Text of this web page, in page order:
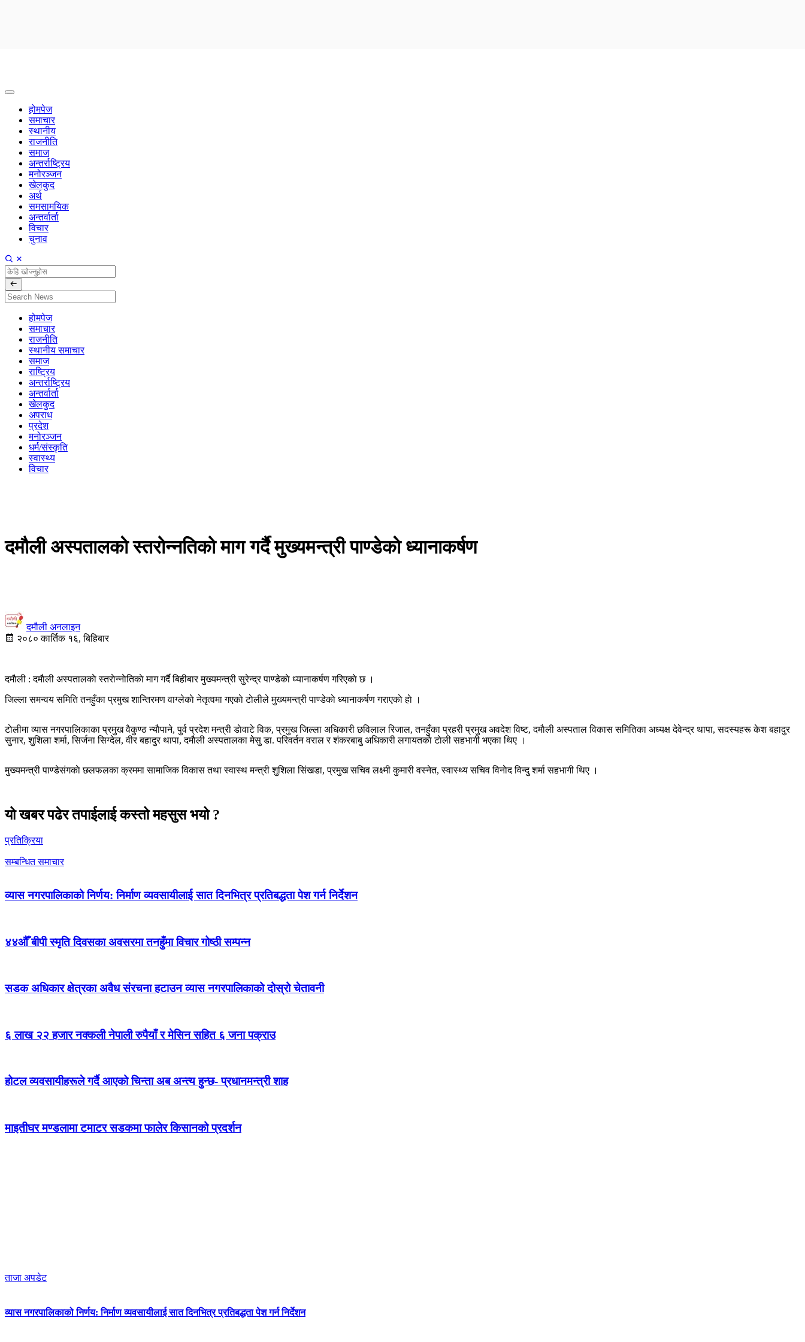
होमपेज
समाचार
स्थानीय
राजनीति
समाज
अन्तर्राष्ट्रिय
मनोरञ्जन
खेलकुद
अर्थ
समसामयिक
अन्तर्वार्ता
विचार
चुनाव
होमपेज
समाचार
राजनीति
स्थानीय समाचार
समाज
राष्ट्रिय
अन्तर्राष्ट्रिय
अन्तर्वार्ता
खेलकुद
अपराध
प्रदेश
मनोरञ्जन
धर्म/संस्कृति
स्वास्थ्य
विचार
दमाैली अस्पतालकाे स्तरोन्नतिको माग गर्दै मुख्यमन्त्री पाण्डेकाे ध्यानाकर्षण
दमौली अनलाइन
२०८० कार्तिक १६, बिहिबार
दमाैली : दमाैली अस्पतालकाे स्तराेन्नाेतिकाे माग गर्दै बिहीबार मुख्यमन्त्री सुरेन्द्र पाण्डेकाे ध्यानाकर्षण गरिएकाे छ ।
जिल्ला समन्वय समिति तनहुँका प्रमुख शान्तिरमण वाग्लेकाे नेतृत्वमा गएकाे टाेलीले मुख्यमन्त्री पाण्डेकाे ध्यानाकर्षण गराएकाे हाे ।
टाेलीमा व्यास नगरपालिकाका प्रमुख वैकुण्ठ न्याैपाने, पुर्व प्रदेश मन्त्री डाेवाटे विक, प्रमुख जिल्ला अधिकारी छविलाल रिजाल, तनहुँका प्रहरी प्रमुख अवदेश विष्ट, दमाैली अस्पताल विकास समितिका अध्यक्ष देवेन्द्र थापा, सदस्यहरू केश बहादुर
सुनार, शुशिला शर्मा, सिर्जना सिग्देल, वीर बहादुर थापा, दमाैली अस्पतालका मेसु डा. परिवर्तन वराल र शंकरबाबु अधिकारी लगायतकाे टाेली सहभागी भएका थिए ।
मुख्यमन्त्री पाण्डेसंगकाे छलफलका क्रममा सामाजिक विकास तथा स्वास्थ मन्त्री शुशिला सिंखडा, प्रमुख सचिव लक्ष्मी कुमारी वस्नेत, स्वास्थ्य सचिव विनाेद विन्दु शर्मा सहभागी थिए ।
यो खबर पढेर तपाईलाई कस्तो महसुस भयो ?
प्रतिक्रिया
सम्बन्धित समाचार
व्यास नगरपालिकाको निर्णय: निर्माण व्यवसायीलाई सात दिनभित्र प्रतिबद्धता पेश गर्न निर्देशन
४४औँ बीपी स्मृति दिवसका अवसरमा तनहुँमा विचार गोष्ठी सम्पन्न
सडक अधिकार क्षेत्रका अवैध संरचना हटाउन व्यास नगरपालिकाको दोस्रो चेतावनी
६ लाख २२ हजार नक्कली नेपाली रुपैयाँ र मेसिन सहित ६ जना पक्राउ
होटल व्यवसायीहरूले गर्दै आएको चिन्ता अब अन्त्य हुन्छ- प्रधानमन्त्री शाह
माइतीघर मण्डलामा टमाटर सडकमा फालेर किसानको प्रदर्शन
ताजा अपडेट
व्यास नगरपालिकाको निर्णय: निर्माण व्यवसायीलाई सात दिनभित्र प्रतिबद्धता पेश गर्न निर्देशन